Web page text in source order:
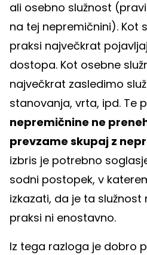
ali osebno služnost
na tej nepremičnini). Kot
praksi največkrat
dostopa. Kot osebne
največkrat zasledimo
stanovanja, vrta, ipd. Te
nepremičnine ne
prevzame skupaj z
izbris je potrebno
sodni postopek, v
izkazati, da je ta
praksi ni enostavno.
Iz tega razloga je dobro